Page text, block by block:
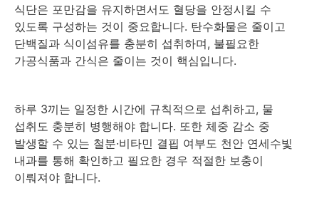
식단은 포만감을 유지하면서도 혈당을 안정시킬 수
있도록 구성하는 것이 중요합니다. 탄수화물은 줄이고
단백질과 식이섬유를 충분히 섭취하며, 불필요한
가공식품과 간식은 줄이는 것이 핵심입니다.
하루 3끼는 일정한 시간에 규칙적으로 섭취하고, 물
섭취도 충분히 병행해야 합니다. 또한 체중 감소 중
발생할 수 있는 철분·비타민 결핍 여부도 천안 연세수빛
내과를 통해 확인하고 필요한 경우 적절한 보충이
이뤄져야 합니다.